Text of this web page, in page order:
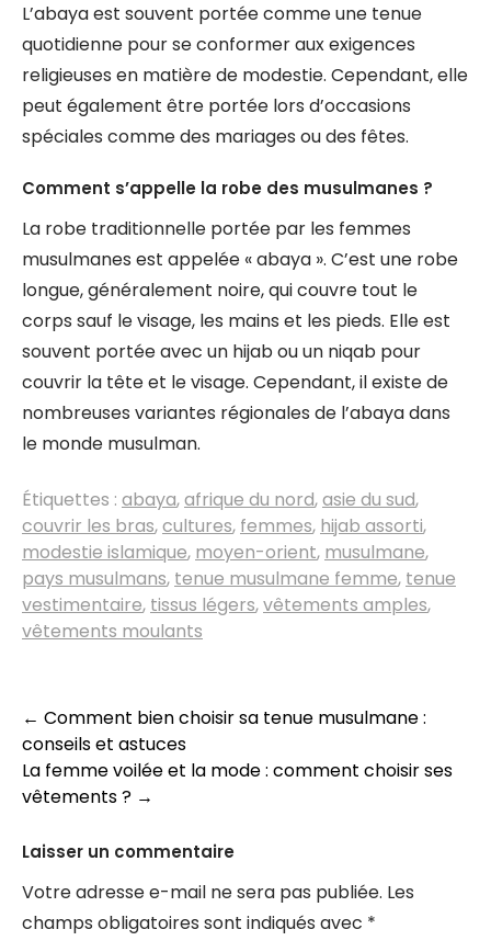
L’abaya est souvent portée comme une tenue
quotidienne pour se conformer aux exigences
religieuses en matière de modestie. Cependant, elle
peut également être portée lors d’occasions
spéciales comme des mariages ou des fêtes.
Comment s’appelle la robe des musulmanes ?
La robe traditionnelle portée par les femmes
musulmanes est appelée « abaya ». C’est une robe
longue, généralement noire, qui couvre tout le
corps sauf le visage, les mains et les pieds. Elle est
souvent portée avec un hijab ou un niqab pour
couvrir la tête et le visage. Cependant, il existe de
nombreuses variantes régionales de l’abaya dans
le monde musulman.
Étiquettes : abaya,afrique du nord,asie du sud,
couvrir les bras,cultures, femmes, hijab assorti,
modestie islamique, moyen-orient, musulmane,
pays musulmans, tenue musulmane femme, tenue
vestimentaire, tissus légers,vêtements amples,
vêtements moulants
Navigation
des
articles
← Comment bien choisir sa tenue musulmane :
conseils et astuces
La femme voilée et la mode : comment choisir ses
vêtements ? →
Laisser un commentaire
Votre adresse e-mail ne sera pas publiée. Les
champs obligatoires sont indiqués avec *